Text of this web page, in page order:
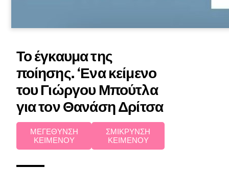
Το έγκαυμα της
ποίησης. ‘Ενα κείμενο
του Γιώργου Μπούτλα
για τον Θανάση Δρίτσα
ΜΕΓΕΘΥΝΣΗ
ΚΕΙΜΕΝΟΥ
ΣΜΙΚΡΥΝΣΗ
ΚΕΙΜΕΝΟΥ